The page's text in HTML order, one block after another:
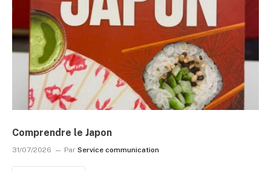
Comprendre le Japon
31/07/2026 Par Service communication